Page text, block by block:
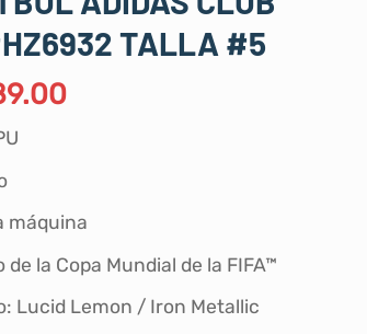
TALLA #5
El
máquina
la Copa Mundial de la FIFA™
Lucid Lemon / Iron Metallic